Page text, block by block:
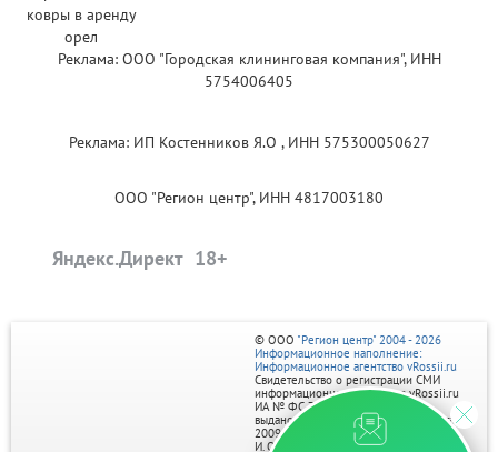
Реклама: ООО "Городская клининговая компания", ИНН
5754006405
Реклама: ИП Костенников Я.О , ИНН 575300050627
ООО "Регион центр", ИНН 4817003180
Яндекс.Директ
© ООО "Регион центр" 2004 - 2026
Информационное наполнение:
Информационное агентство vRossii.ru
Свидетельство о регистрации СМИ
информационного агентства vRossii.ru
ИА № ФС 77‑35502
выдано РОСКОМНАДЗОРом 04 марта
2009г.
И. О. Главного редактора Нарыков А. Н.